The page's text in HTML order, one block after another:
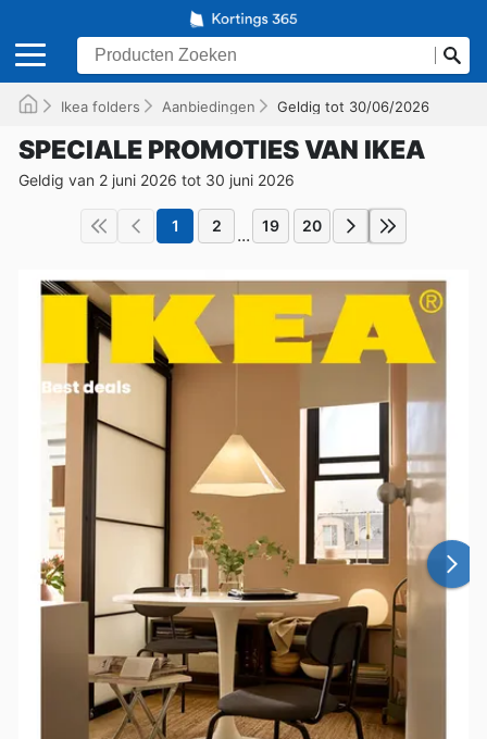
Ikea folders Aanbiedingen Geldig tot 30/06/2026
SPECIALE PROMOTIES VAN IKEA
Geldig van 2 juni 2026 tot 30 juni 2026
1 2 ... 19 20